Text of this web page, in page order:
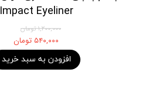
Impact Eyeliner
۱,۲۰۰,۰۰۰ تومان
۵۴۰,۰۰۰ تومان
افزودن به سبد خرید